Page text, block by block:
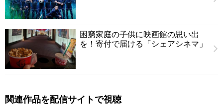
困窮家庭の子供に映画館の思い出
を！寄付で届ける「シェアシネマ」
関連作品を配信サイトで視聴